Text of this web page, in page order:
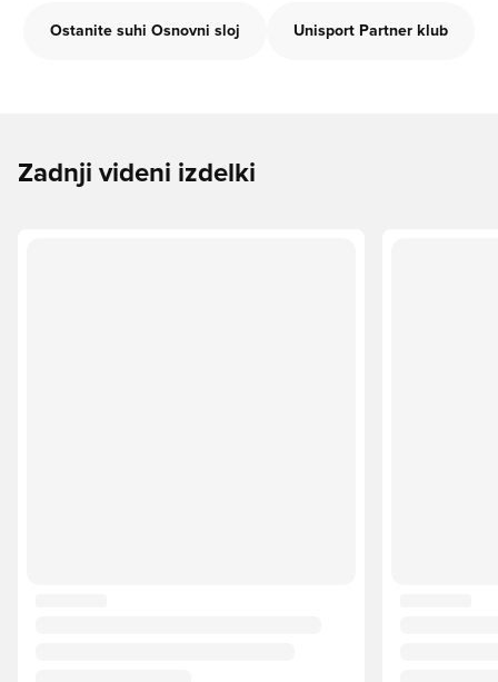
Ostanite suhi Osnovni sloj Unisport Partner klub
Zadnji videni izdelki